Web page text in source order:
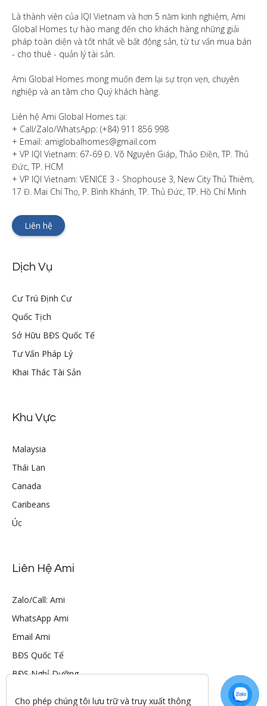
Là thành viên của IQI Vietnam và hơn 5 năm kinh nghiệm, Ami
Global Homes tự hào mang đến cho khách hàng những giải
pháp toàn diện và tốt nhất về bất động sản, từ tư vấn mua bán
- cho thuê - quản lý tài sản.
Ami Global Homes mong muốn đem lại sự trọn vẹn, chuyên
nghiệp và an tâm cho Quý khách hàng.
Liên hệ Ami Global Homes tại:
+ Call/Zalo/WhatsApp: (+84) 911 856 998
+ Email: amiglobalhomes@gmail.com
+ VP IQI Vietnam: 67-69 Đ. Võ Nguyên Giáp, Thảo Điền, TP. Thủ
Đức, TP. HCM
+ VP IQI Vietnam: VENICE 3 - Shophouse 3, New City Thủ Thiêm,
17 Đ. Mai Chí Thọ, P. Bình Khánh, TP. Thủ Đức, TP. Hồ Chí Minh
Liên hệ
Dịch Vụ
Cư Trú Định Cư
Quốc Tịch
Sở Hữu BĐS Quốc Tế
Tư Vấn Pháp Lý
Khai Thác Tài Sản
Khu Vực
Malaysia
Thái Lan
Canada
Caribeans
Úc
Liên Hệ Ami
Zalo/Call: Ami
WhatsApp Ami
Email Ami
BĐS Quốc Tế
BĐS Nghỉ Dưỡng
Cho phép chúng tôi lưu trữ và truy xuất thông